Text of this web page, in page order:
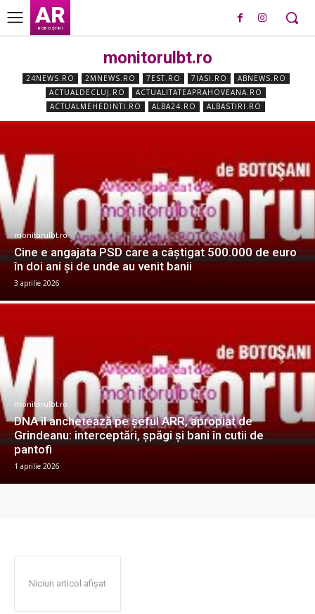
AR
ROBO ȘTIRI
monitorulbt.ro
24NEWS.RO 2MNEWS.RO 7EST.RO 7IASI.RO
ABNEWS.RO
ACTUALDECLUJ.RO
ACTUALITATEAPRAHOVEANA.RO
ACTUALMEHEDINTI.RO
ALBA24.RO ALBASTIRI.RO
monitorulbt.ro
Cine e angajata PSD care a câștigat 500.000 de euro
în doi ani şi de unde au venit banii
3 aprilie 2026
monitorulbt.ro
DNA îl anchetează pe șeful ARR, apropiat de
Grindeanu: interceptări, șpăgi și bani în cutii de
pantofi
1 aprilie 2026
Niciun articol afișat